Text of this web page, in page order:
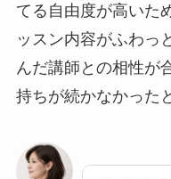
てる自由度が高いた
ッスン内容がふわっ
んだ講師との相性が
持ちが続かなかった